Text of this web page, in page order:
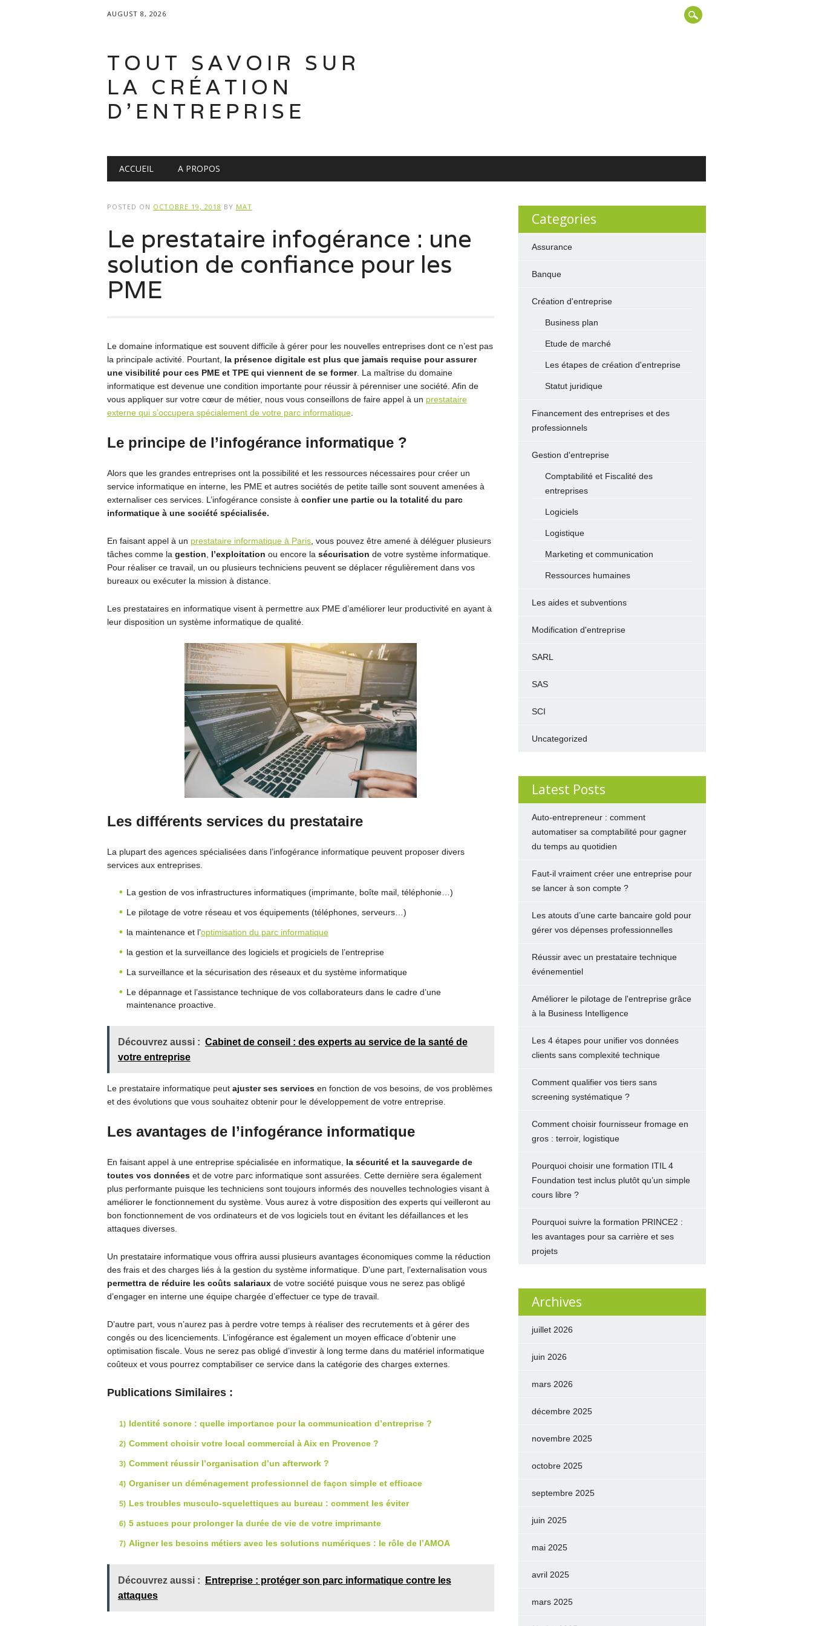
AUGUST 8, 2026
TOUT SAVOIR SUR
LA CRÉATION
D'ENTREPRISE
Main menu
ACCUEIL A PROPOS
POSTED ON OCTOBRE 19, 2018 BY MAT
Le prestataire infogérance : une
solution de confiance pour les
PME
Le domaine informatique est souvent difficile à gérer pour les nouvelles entreprises dont ce n’est pas
la principale activité. Pourtant, la présence digitale est plus que jamais requise pour assurer
une visibilité pour ces PME et TPE qui viennent de se former. La maîtrise du domaine
informatique est devenue une condition importante pour réussir à pérenniser une société. Afin de
vous appliquer sur votre cœur de métier, nous vous conseillons de faire appel à un prestataire
externe qui s’occupera spécialement de votre parc informatique.
Le principe de l’infogérance informatique ?
Alors que les grandes entreprises ont la possibilité et les ressources nécessaires pour créer un
service informatique en interne, les PME et autres sociétés de petite taille sont souvent amenées à
externaliser ces services. L’infogérance consiste à confier une partie ou la totalité du parc
informatique à une société spécialisée.
En faisant appel à un prestataire informatique à Paris, vous pouvez être amené à déléguer plusieurs
tâches comme la gestion l’exploitation ou encore la sécurisation de votre système informatique.
Pour réaliser ce travail, un ou plusieurs techniciens peuvent se déplacer régulièrement dans vos
bureaux ou exécuter la mission à distance.
Les prestataires en informatique visent à permettre aux PME d’améliorer leur productivité en ayant à
leur disposition un système informatique de qualité.
Les différents services du prestataire
La plupart des agences spécialisées dans l’infogérance informatique peuvent proposer divers
services aux entreprises.
La gestion de vos infrastructures informatiques (imprimante, boîte mail, téléphonie…)
Le pilotage de votre réseau et vos équipements (téléphones, serveurs…)
la maintenance et l’optimisation du parc informatique
la gestion et la surveillance des logiciels et progiciels de l’entreprise
La surveillance et la sécurisation des réseaux et du système informatique
Le dépannage et l’assistance technique de vos collaborateurs dans le cadre d’une
maintenance proactive.
Découvrez aussi : Cabinet de conseil : des experts au service de la santé de
votre entreprise
Le prestataire informatique peut ajuster ses servicesen fonction de vos besoins, de vos problèmes
et des évolutions que vous souhaitez obtenir pour le développement de votre entreprise.
Les avantages de l’infogérance informatique
En faisant appel à une entreprise spécialisée en informatique, la sécurité et la sauvegarde de
toutes vos donnéeset de votre parc informatique sont assurées. Cette dernière sera également
plus performante puisque les techniciens sont toujours informés des nouvelles technologies visant à
améliorer le fonctionnement du système. Vous aurez à votre disposition des experts qui veilleront au
bon fonctionnement de vos ordinateurs et de vos logiciels tout en évitant les défaillances et les
attaques diverses.
Un prestataire informatique vous offrira aussi plusieurs avantages économiques comme la réduction
des frais et des charges liés à la gestion du système informatique. D’une part, l’externalisation vous
permettra de réduire les coûts salariauxde votre société puisque vous ne serez pas obligé
d’engager en interne une équipe chargée d’effectuer ce type de travail.
D’autre part, vous n’aurez pas à perdre votre temps à réaliser des recrutements et à gérer des
congés ou des licenciements. L’infogérance est également un moyen efficace d’obtenir une
optimisation fiscale. Vous ne serez pas obligé d’investir à long terme dans du matériel informatique
coûteux et vous pourrez comptabiliser ce service dans la catégorie des charges externes.
Publications Similaires :
Identité sonore : quelle importance pour la communication d’entreprise ?
Comment choisir votre local commercial à Aix en Provence ?
Comment réussir l’organisation d’un afterwork ?
Organiser un déménagement professionnel de façon simple et efficace
Les troubles musculo-squelettiques au bureau : comment les éviter
5 astuces pour prolonger la durée de vie de votre imprimante
Aligner les besoins métiers avec les solutions numériques : le rôle de l’AMOA
Découvrez aussi :
Entreprise : protéger son parc informatique contre les
attaques
Categories
Assurance
Banque
Création d'entreprise
Business plan
Etude de marché
Les étapes de création d'entreprise
Statut juridique
Financement des entreprises et des
professionnels
Gestion d'entreprise
Comptabilité et Fiscalité des
entreprises
Logiciels
Logistique
Marketing et communication
Ressources humaines
Les aides et subventions
Modification d'entreprise
SARL
SAS
SCI
Uncategorized
Latest Posts
Auto-entrepreneur : comment
automatiser sa comptabilité pour gagner
du temps au quotidien
Faut-il vraiment créer une entreprise pour
se lancer à son compte ?
Les atouts d’une carte bancaire gold pour
gérer vos dépenses professionnelles
Réussir avec un prestataire technique
événementiel
Améliorer le pilotage de l'entreprise grâce
à la Business Intelligence
Les 4 étapes pour unifier vos données
clients sans complexité technique
Comment qualifier vos tiers sans
screening systématique ?
Comment choisir fournisseur fromage en
gros : terroir, logistique
Pourquoi choisir une formation ITIL 4
Foundation test inclus plutôt qu’un simple
cours libre ?
Pourquoi suivre la formation PRINCE2 :
les avantages pour sa carrière et ses
projets
Archives
juillet 2026
juin 2026
mars 2026
décembre 2025
novembre 2025
octobre 2025
septembre 2025
juin 2025
mai 2025
avril 2025
mars 2025